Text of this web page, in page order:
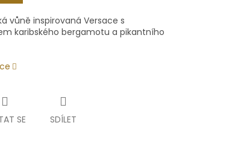
vůně inspirovaná Versace s
karibského bergamotu a pikantního
SE SDÍLET